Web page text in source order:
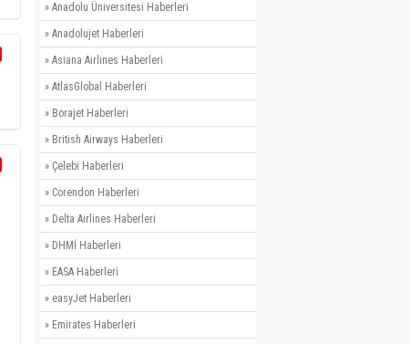
» Anadolu Üniversitesi Haberleri
» Anadolujet Haberleri
» Asiana Airlines Haberleri
» AtlasGlobal Haberleri
» Borajet Haberleri
» British Airways Haberleri
» Çelebi Haberleri
» Corendon Haberleri
» Delta Airlines Haberleri
» DHMİ Haberleri
» EASA Haberleri
» easyJet Haberleri
» Emirates Haberleri